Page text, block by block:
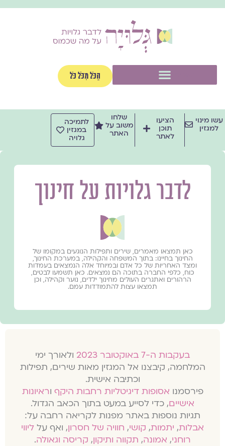
הַכֹּל מִכֹּל כֹּל
עשו מינוי
למגזין
הציעו
תוכן
לאתר
שלחו
משוב על
האתר
לתמיכה
במגזין
גלויה
לדבר גלויות על חינוך
כאן תמצאו מאמרים, שירים ותפילות הנוגעים במקומו של
החינוך בחיינו: בתוך המשפחה והקהילה, במערכת החינוך,
ומצד האחריות של כל אדם ובמיוחד אלה הנמצאים בעמדות
כוח, כלפי החברה בתוכה הם נמצאים. כאן תשמעו לבטים,
הרהורים ואתגרים העולים מחינוך ילדים, נוער וקהילה, וכן
תמצאו עצות להתמודדות עמם.
בעקבות ה-7 באוקטובר 2023
ולאורך ימי
המלחמה, קיבצנו אל המגזין מאות שירים, תפילות
וכתיבה אישית.
פירסמנו אסופות דיגיטליות רחבות היקףוראיונות
אישיים, כדי לסייע במעט בתוך הכאב הגדול.
תגיות נוספות באתר מפנות לקריאה רחבה על:
אבלות, יתמות, קושי, חוויה של חסרון, ואף על ליווי
רוחני, אמונה, תקווה ותיקון, קריסה וגאולה.